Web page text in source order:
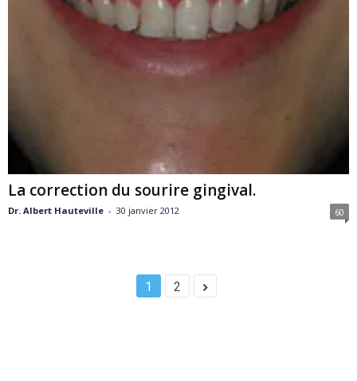
La correction du sourire gingival.
Dr. Albert Hauteville - 30 janvier 2012 60
1 2